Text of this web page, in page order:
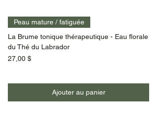
Peau mature / fatiguée
La Brume tonique thérapeutique - Eau florale
du Thé du Labrador
Prix
27,00 $
Ajouter au panier